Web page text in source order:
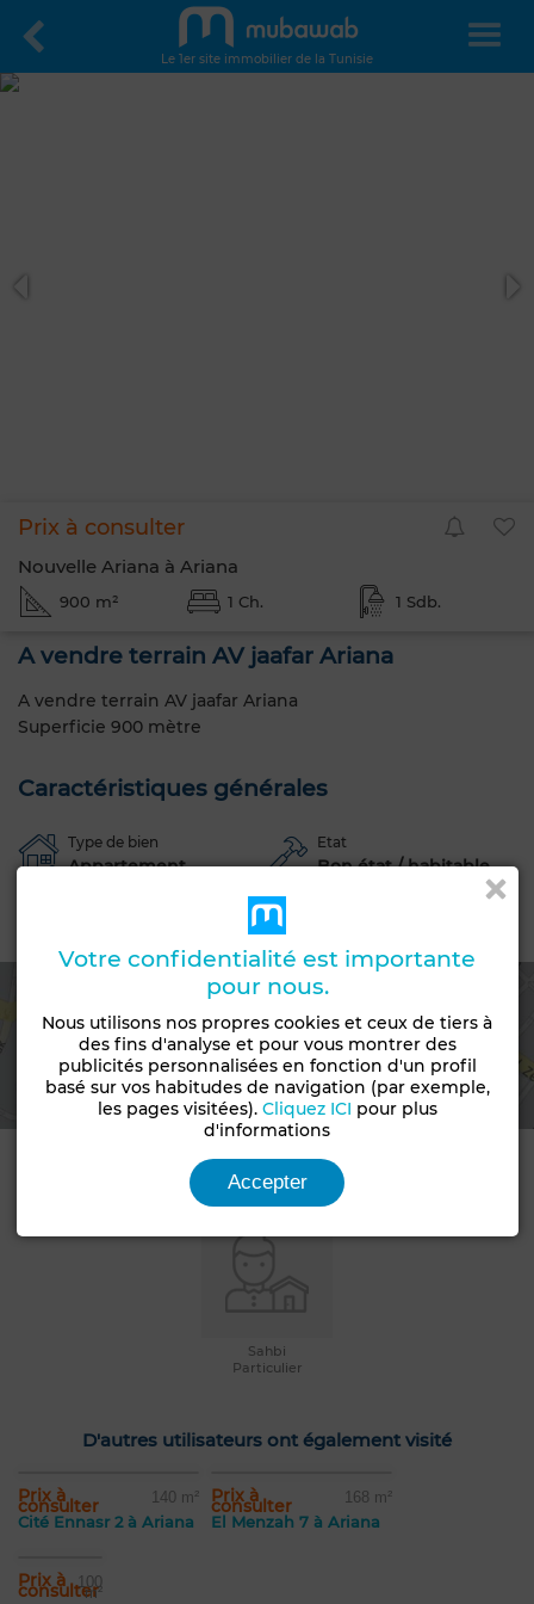
Le 1er site immobilier de la Tunisie
Prix à consulter
Nouvelle Ariana à Ariana
900 m² 1 Ch. 1 Sdb.
A vendre terrain AV jaafar Ariana
A vendre terrain AV jaafar Ariana
Superficie 900 mètre
Caractéristiques générales
Type de bien
Appartement
Etat
Bon état / habitable
Voir la carte
Informations de contact
Sahbi
Particulier
D'autres utilisateurs ont également visité
Prix à
consulter 140 m²
Cité Ennasr 2 à Ariana
Prix à
consulter 168 m²
El Menzah 7 à Ariana
Prix à
consulter
100
m²
Votre confidentialité est importante
pour nous.
Nous utilisons nos propres cookies et ceux de tiers à
des fins d'analyse et pour vous montrer des
publicités personnalisées en fonction d'un profil
basé sur vos habitudes de navigation (par exemple,
les pages visitées). Cliquez ICI pour plus
d'informations
Accepter